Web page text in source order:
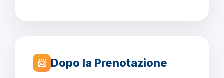
📨 Dopo la Prenotazione